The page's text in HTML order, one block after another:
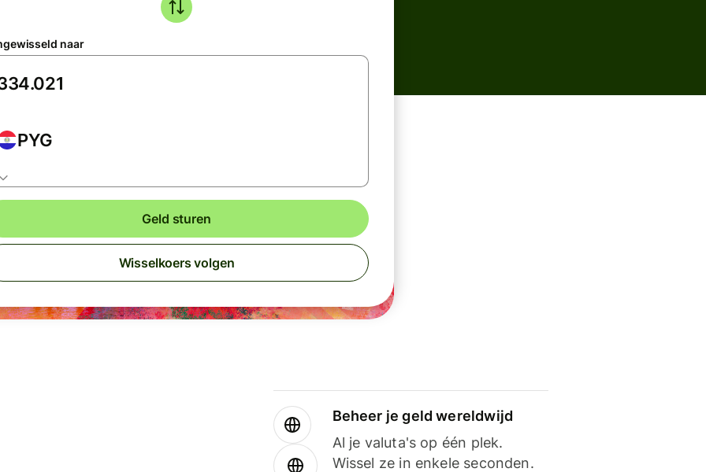
naar
PYG
Geld sturen
Wisselkoers volgen
Beheer je geld wereldwijd
Al je valuta's op één plek.
Wissel ze in enkele seconden.